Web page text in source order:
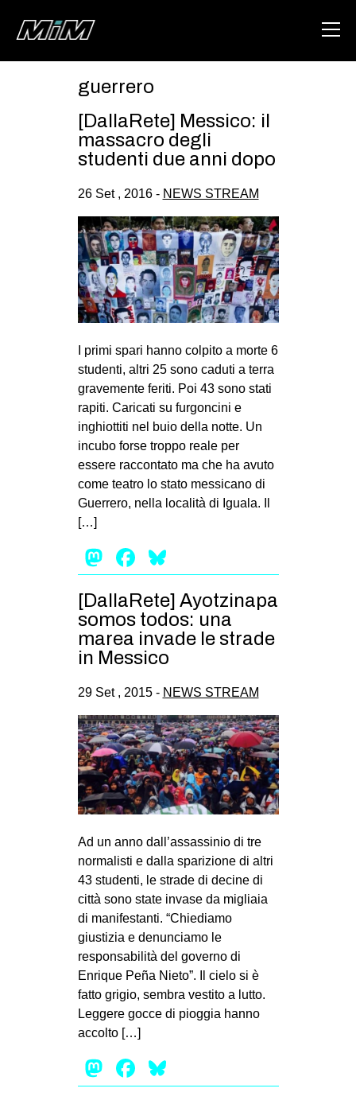
ABOUT
DEGENERAZIONE
GAZA FREESTYLE
CSOA LAMBRETTA
MSM
STUDENTI TSUNAMI
MILANO
MOBILITAZIONI
SPAZI
SPORT POPOLARE
MOVIMENTI
AMBIENTE
DIRITTO ALL’ABITARE
MIGRAZIONI
PRECARIATO
STUDENTI
CULTURE
ARTE
CINEMA
MANIFESTI
MUSICA
RECENSIONI
INTERNAZIONALE
AFRICA
AMERICHE
ESTREMO ORIENTE
MEDIO ORIENTE
MONDO
EVENTI
guerrero
[DallaRete] Messico: il
massacro degli
studenti due anni dopo
26 Set , 2016 - NEWS STREAM
I primi spari hanno colpito a morte 6
studenti, altri 25 sono caduti a terra
gravemente feriti. Poi 43 sono stati
rapiti. Caricati su furgoncini e
inghiottiti nel buio della notte. Un
incubo forse troppo reale per
essere raccontato ma che ha avuto
come teatro lo stato messicano di
Guerrero, nella località di Iguala. Il
[…]
Mastodon
Facebook
[DallaRete] Ayotzinapa
somos todos: una
marea invade le strade
in Messico
29 Set , 2015 - NEWS STREAM
Ad un anno dall’assassinio di tre
normalisti e dalla sparizione di altri
43 studenti, le strade di decine di
città sono state invase da migliaia
di manifestanti. “Chiediamo
giustizia e denunciamo le
responsabilità del governo di
Enrique Peña Nieto”. Il cielo si è
fatto grigio, sembra vestito a lutto.
Leggere gocce di pioggia hanno
accolto […]
Mastodon
Facebook